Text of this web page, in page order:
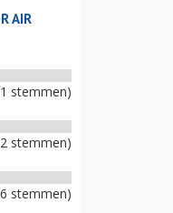
AIR
stemmen)
stemmen)
stemmen)